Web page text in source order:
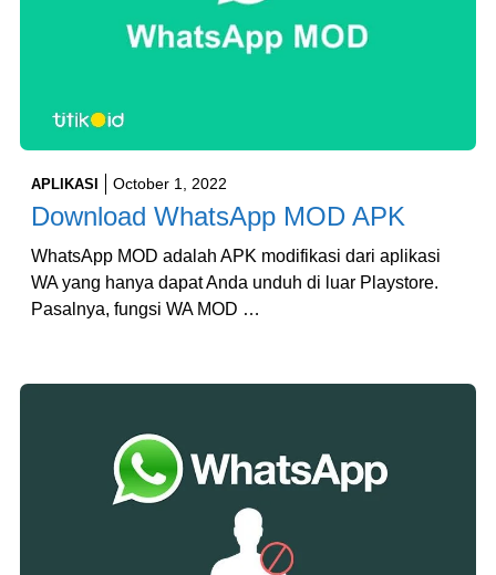
APLIKASI October 1, 2022
Download WhatsApp MOD APK
WhatsApp MOD adalah APK modifikasi dari aplikasi
WA yang hanya dapat Anda unduh di luar Playstore.
Pasalnya, fungsi WA MOD …